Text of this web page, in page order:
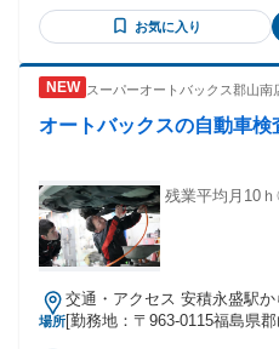
方。 ・個人営業、法人営業、不動
営業経験をお持ちの方。 ・
で家族との時間・プライベー
高い土日も稼働して、インセ
✅新しい業界・職種で新たな
お気に入り
スーパーオートバックス郡山南
オートバックスの自動車検
残業平均月10
場所
交通・アクセス 安積永盛駅か
[勤務地：〒963-0115福島県郡